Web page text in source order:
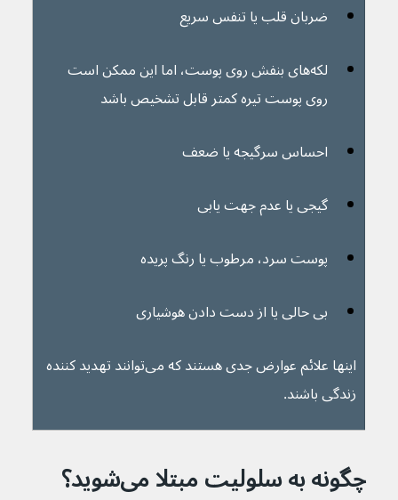
ضربان قلب یا تنفس سریع
لکه‌های بنفش روی پوست، اما این ممکن است
روی پوست تیره کمتر قابل تشخیص باشد
احساس سرگیجه یا ضعف
گیجی یا عدم جهت یابی
پوست سرد، مرطوب یا رنگ پریده
بی حالی یا از دست دادن هوشیاری
اینها علائم عوارض جدی هستند که می‌توانند تهدید کننده
زندگی باشند.
چگونه به سلولیت مبتلا می‌شوید؟